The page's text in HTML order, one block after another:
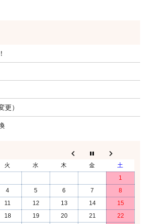
更）
火 水 木 金
土
1
4 5 6 7
8
11 12 13 14
15
18 19 20 21 22